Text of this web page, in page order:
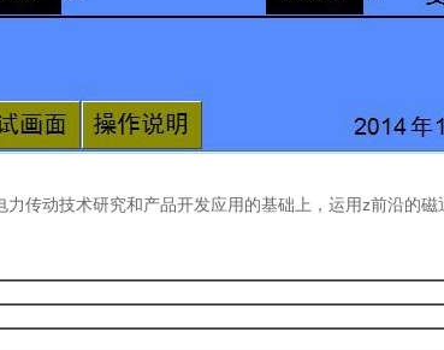
传动技术研究和产品开发应用的基础上，运用z前沿的